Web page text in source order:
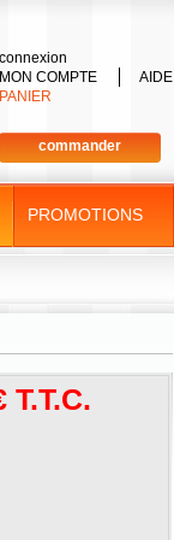
AIDE
MON COMPTE
connexion
PANIER
commander
PROMOTIONS
T.T.C.